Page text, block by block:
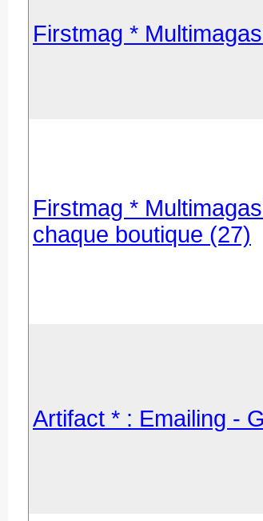
Firstmag *
Firstmag *
chaque boutique (27)
Artifact * : Emailing -